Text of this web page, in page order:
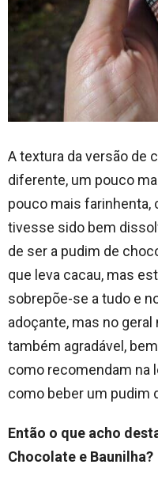
A textura da versão de
diferente, um pouco
pouco mais farinhenta,
tivesse sido bem
de ser a pudim de
que leva cacau, mas
sobrepõe-se a tudo e
adoçante, mas no
também agradável,
como recomendam na
como beber um pudim
Então o que acho
Chocolate e Baunilha?